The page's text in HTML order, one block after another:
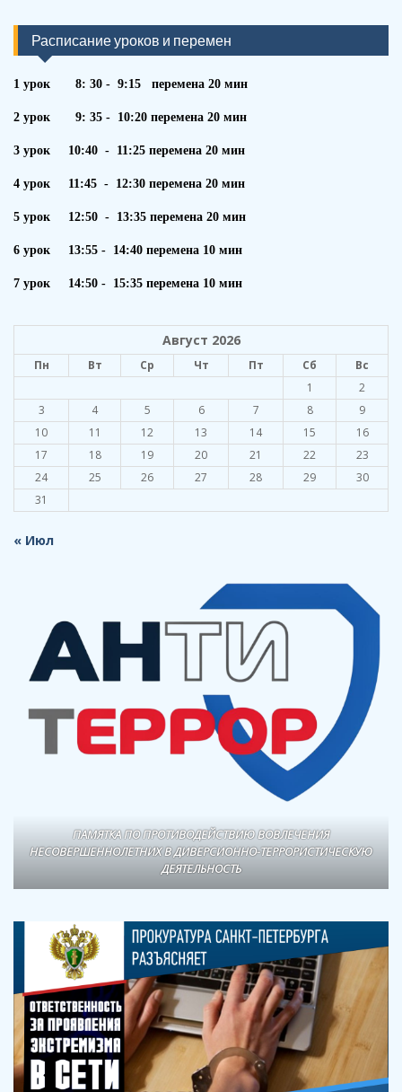
Расписание уроков и перемен
1 урок 8: 30 - 9:15 перемена 20 мин
2 урок 9: 35 - 10:20 перемена 20 мин
3 урок 10:40 - 11:25 перемена 20 мин
4 урок 11:45 - 12:30 перемена 20 мин
5 урок 12:50 - 13:35 перемена 20 мин
6 урок 13:55 - 14:40 перемена 10 мин
7 урок 14:50 - 15:35 перемена 10 мин
Август 2026
Пн Вт Ср Чт Пт Сб
Вс
1
2
3
4 5 6 7 8
9
10
11 12 13 14 15
16
17
18 19 20 21 22
23
24
25 26 27 28 29
30
31
« Июл
ПАМЯТКА ПО ПРОТИВОДЕЙСТВИЮ ВОВЛЕЧЕНИЯ
НЕСОВЕРШЕННОЛЕТНИХ В ДИВЕРСИОННО-ТЕРРОРИСТИЧЕСКУЮ
ДЕЯТЕЛЬНОСТЬ